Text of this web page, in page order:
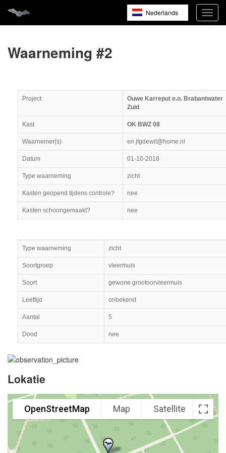
Nederlands
Waarneming #2
Project
Ouwe Karreput e.o. Brabantwater
Zuid
Kast OK BWZ 08
Waarnemer(s) en jfgdewit@home.nl
Datum 01-10-2018
Type waarneming zicht
Kasten geopend tijdens controle? nee
Kasten schoongemaakt? nee
Type waarneming zicht
Soortgroep vleermuis
Soort gewone grootoorvleermuis
Leeftijd onbekend
Aantal 5
Dood nee
Lokatie
OpenStreetMap Map Satellite